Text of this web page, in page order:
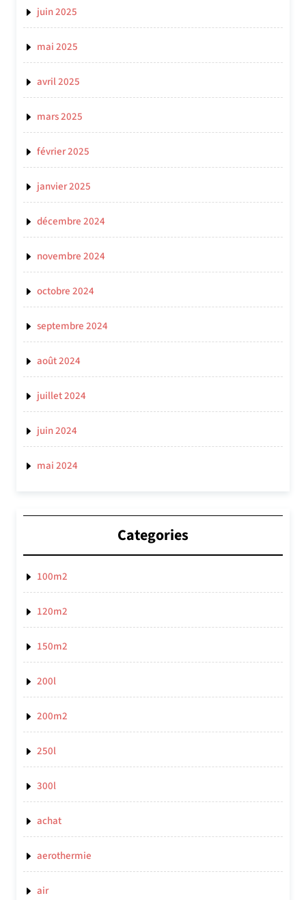
juin 2025
mai 2025
avril 2025
mars 2025
février 2025
janvier 2025
décembre 2024
novembre 2024
octobre 2024
septembre 2024
août 2024
juillet 2024
juin 2024
mai 2024
Categories
100m2
120m2
150m2
200l
200m2
250l
300l
achat
aerothermie
air